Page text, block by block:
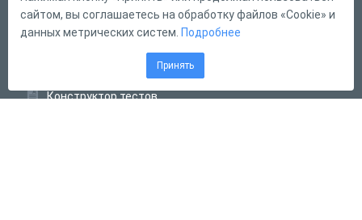
Форма обратной связи
Конструктор тестов
сайтом, вы соглашаетесь на обработку файлов «Cookie» и
данных метрических систем. Подробнее
Принять